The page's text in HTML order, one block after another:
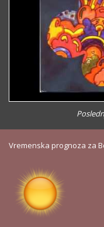
Vremenska prognoza za